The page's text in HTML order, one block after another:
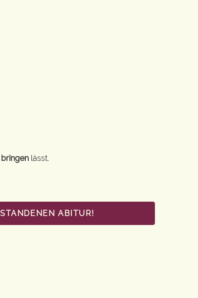
lässt.
ABITUR!